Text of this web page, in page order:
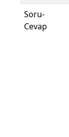
Soru-
Cevap